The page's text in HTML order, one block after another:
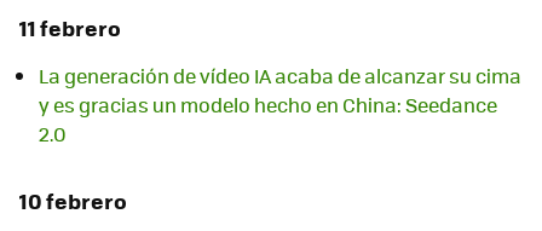
11 febrero
La generación de vídeo IA acaba de alcanzar su cima
y es gracias un modelo hecho en China: Seedance
2.0
10 febrero